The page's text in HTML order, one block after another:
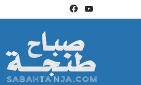
فيسبوكيوتيوب